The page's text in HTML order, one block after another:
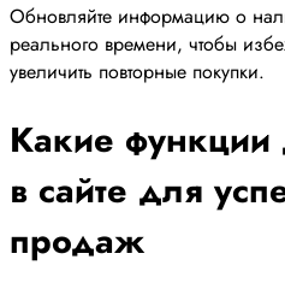
Обновляйте информацию о
реального времени, чтобы
увеличить повторные покупки.
Какие
в сайте для
продаж